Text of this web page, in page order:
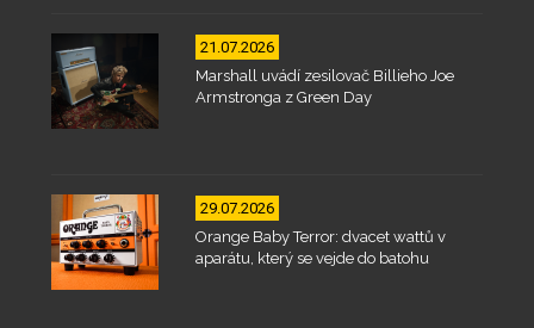
21.07.2026
Marshall uvádí zesilovač Billieho Joe
Armstronga z Green Day
29.07.2026
Orange Baby Terror: dvacet wattů v
aparátu, který se vejde do batohu